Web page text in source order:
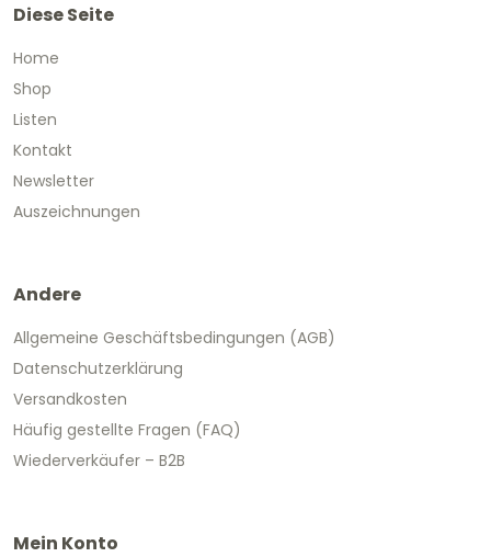
Diese Seite
Home
Shop
Listen
Kontakt
Newsletter
Auszeichnungen
Andere
Allgemeine Geschäftsbedingungen (AGB)
Datenschutzerklärung
Versandkosten
Häufig gestellte Fragen (FAQ)
Wiederverkäufer – B2B
Mein Konto